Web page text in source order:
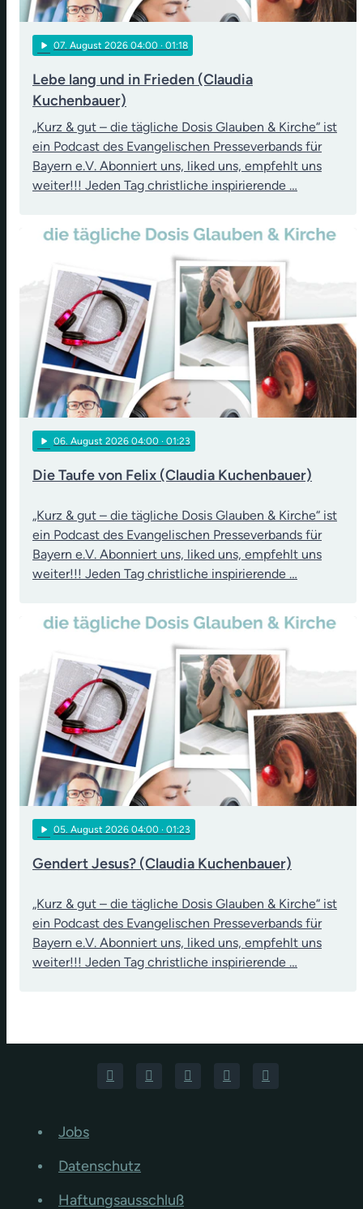
play_arrow 07. August 2026 04:00 · 01:18
Lebe lang und in Frieden (Claudia
Kuchenbauer)
„Kurz & gut – die tägliche Dosis Glauben & Kirche“ ist
ein Podcast des Evangelischen Presseverbands für
Bayern e.V. Abonniert uns, liked uns, empfehlt uns
weiter!!! Jeden Tag christliche inspirierende …
play_arrow 06. August 2026 04:00 · 01:23
Die Taufe von Felix (Claudia Kuchenbauer)
„Kurz & gut – die tägliche Dosis Glauben & Kirche“ ist
ein Podcast des Evangelischen Presseverbands für
Bayern e.V. Abonniert uns, liked uns, empfehlt uns
weiter!!! Jeden Tag christliche inspirierende …
play_arrow 05. August 2026 04:00 · 01:23
Gendert Jesus? (Claudia Kuchenbauer)
„Kurz & gut – die tägliche Dosis Glauben & Kirche“ ist
ein Podcast des Evangelischen Presseverbands für
Bayern e.V. Abonniert uns, liked uns, empfehlt uns
weiter!!! Jeden Tag christliche inspirierende …
Jobs
Datenschutz
Haftungsausschluß